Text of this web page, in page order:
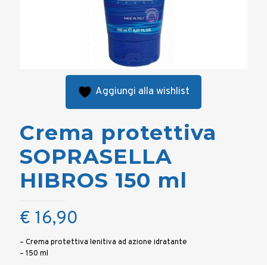
Aggiungi alla wishlist
Crema protettiva
SOPRASELLA
HIBROS 150 ml
€ 16,90
– Crema protettiva lenitiva ad azione idratante
– 150 ml